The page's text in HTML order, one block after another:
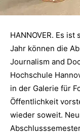
HANNOVER. Es
Jahr können die
Journalism and
Hochschule
in der Galerie für
Öffentlichkeit
wieder soweit.